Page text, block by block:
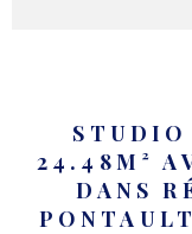
STUDIO
24.48M²
DANS